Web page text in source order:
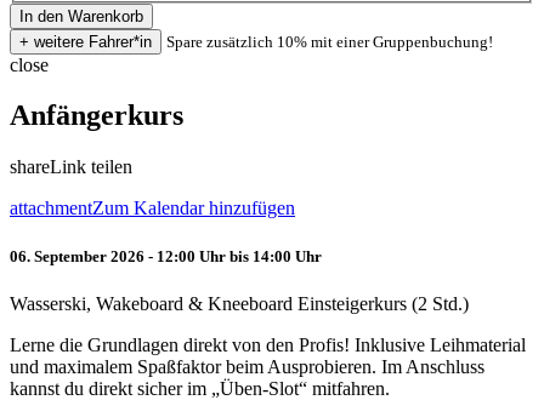
Spare zusätzlich 10% mit einer Gruppenbuchung!
close
Anfängerkurs
shareLink teilen
attachmentZum Kalendar hinzufügen
06. September 2026 - 12:00 Uhr bis 14:00 Uhr
Wasserski, Wakeboard & Kneeboard Einsteigerkurs (2 Std.)
Lerne die Grundlagen direkt von den Profis! Inklusive Leihmaterial
und maximalem Spaßfaktor beim Ausprobieren. Im Anschluss
kannst du direkt sicher im „Üben-Slot“ mitfahren.